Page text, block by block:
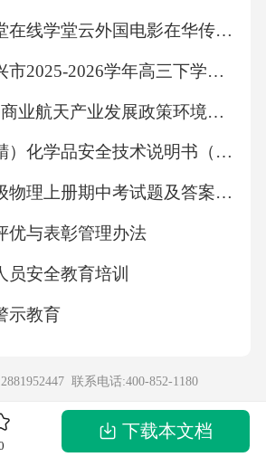
雨课堂学堂在线学堂云外国电影在华传播史(中国传媒大学)单元测试考核答案
浙江省嘉兴市2025-2026学年高三下学期二模英语试题+答案
2025-2030商业航天产业发展政策环境与市场增长空间报告
乙醇（酒精）化学品安全技术说明书（MSDS-SDS）
初中九年级物理上册期中考试题及答案【完整版】
优与表彰管理办法
员安全教育培训
示教育
联系电话:400-852-1180
下载本文档